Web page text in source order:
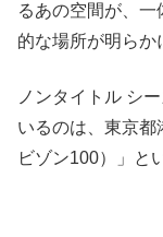
るあの空間が、
的な場所が明らか
ノンタイトル シ
いるのは、東京
ビゾン100）」と